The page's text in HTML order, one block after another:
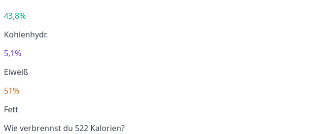
43,8%
Kohlenhydr.
5,1%
Eiweiß
51%
Fett
Wie verbrennst du 522 Kalorien?